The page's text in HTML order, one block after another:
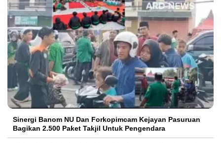
Sinergi Banom NU Dan Forkopimcam Kejayan Pasuruan
Bagikan 2.500 Paket Takjil Untuk Pengendara